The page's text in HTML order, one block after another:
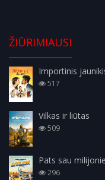
ŽIŪRIMIAUSI
Importinis
517
Vilkas ir liūtas
509
Pats sau
296